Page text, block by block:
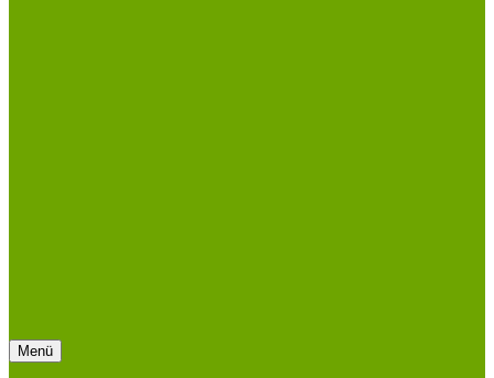
Menü